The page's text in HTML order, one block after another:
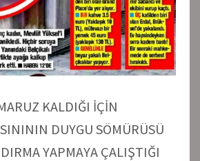
KALDIĞI İÇİN
DUYGU SÖMÜRÜSÜ
YAPMAYA ÇALIŞTIĞI